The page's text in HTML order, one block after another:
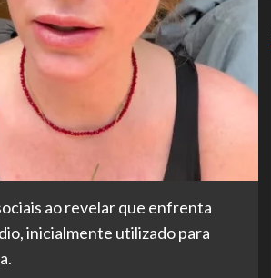
ao revelar que enfrenta
inicialmente utilizado para